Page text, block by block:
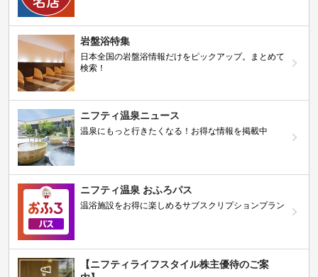
岩盤浴特集
日本全国の岩盤浴情報だけをピックアップ。まとめて
検索！
ニフティ温泉ニュース
温泉にもっと行きたくなる！お得な情報を掲載中
ニフティ温泉 おふろパス
温浴施設をお得に楽しめるサブスクリプションプラン
【ニフティライフスタイル株主優待のご案